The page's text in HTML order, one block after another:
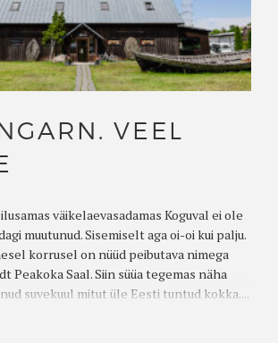
VEEL
väikelaevasadamas Koguval ei ole
muutunud. Sisemiselt aga oi-oi kui palju.
korrusel on nüüd peibutava nimega
Peakoka Saal. Siin süüa tegemas näha
suvekuul mitut üle Eesti tuntud kokka....